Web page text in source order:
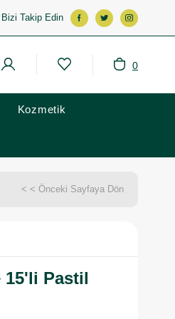
Bizi Takip Edin
0
Kozmetik
< < Önceki Sayfaya Dön
15'li Pastil